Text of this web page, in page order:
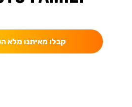
קבלו מאיתנו מלא